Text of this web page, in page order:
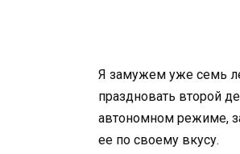
Я замужем уже семь
праздновать второй
автономном режиме,
ее по своему вкусу.